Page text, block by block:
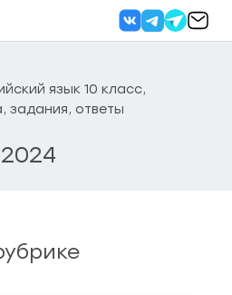
язык 10 класс,
задания, ответы